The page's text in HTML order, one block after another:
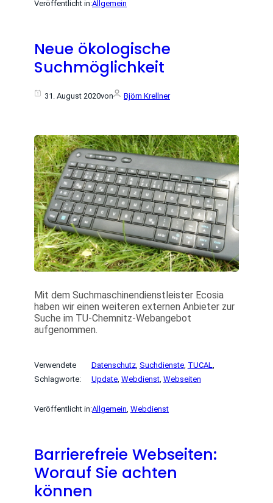
Veröffentlicht in:Allgemein
Neue ökologische
Suchmöglichkeit
31. August 2020von Björn Krellner
Mit dem Suchmaschinendienstleister Ecosia
haben wir einen weiteren externen Anbieter zur
Suche im TU-Chemnitz-Webangebot
aufgenommen.
Verwendete
Schlagworte:
Datenschutz, Suchdienste, TUCAL
Update, Webdienst, Webseiten
Veröffentlicht in:Allgemein, Webdienst
Barrierefreie Webseiten:
Worauf Sie achten
können